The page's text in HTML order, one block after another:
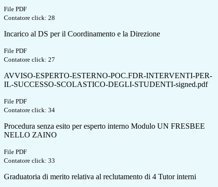
File PDF
Contatore click: 28
Incarico al DS per il Coordinamento e la Direzione
File PDF
Contatore click: 27
AVVISO-ESPERTO-ESTERNO-POC.FDR-INTERVENTI-PER-
IL-SUCCESSO-SCOLASTICO-DEGLI-STUDENTI-signed.pdf
File PDF
Contatore click: 34
Procedura senza esito per esperto interno Modulo UN FRESBEE
NELLO ZAINO
File PDF
Contatore click: 33
Graduatoria di merito relativa al reclutamento di 4 Tutor interni